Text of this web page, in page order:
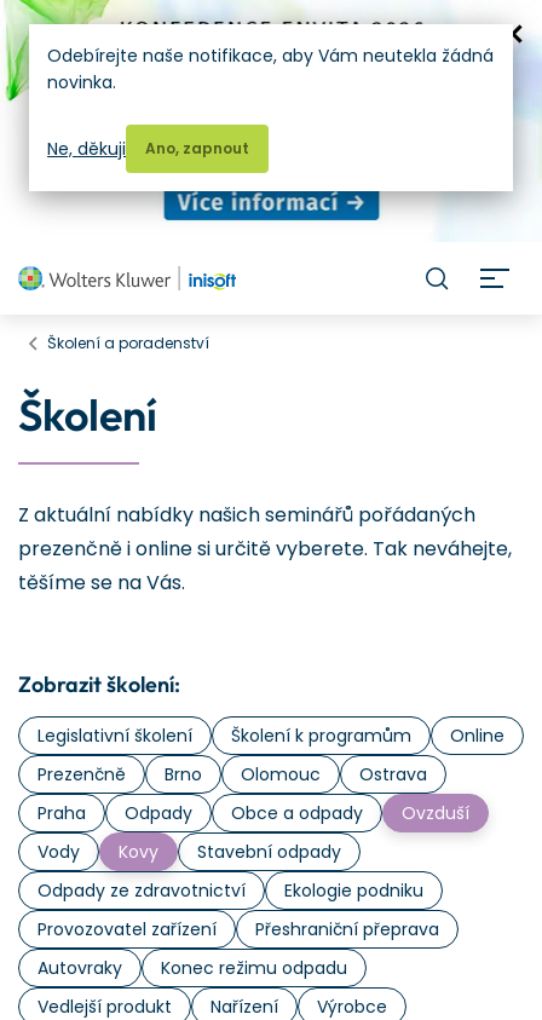
Školení a poradenství
Školení
Z aktuální nabídky našich seminářů pořádaných
prezenčně i online si určitě vyberete. Tak neváhejte,
těšíme se na Vás.
Zobrazit školení:
Legislativní školení Školení k programům
Online
Prezenčně
Brno Olomouc
Ostrava
Praha
Odpady Obce a odpady
Ovzduší
Vody
Kovy
Stavební odpady
Odpady ze zdravotnictví
Ekologie podniku
Provozovatel zařízení
Přeshraniční přeprava
Autovraky
Konec režimu odpadu
Vedlejší produkt
Nařízení
Výrobce
Odebírejte naše notifikace, aby Vám neutekla žádná
novinka.
Ano, zapnout
Ne, děkuji